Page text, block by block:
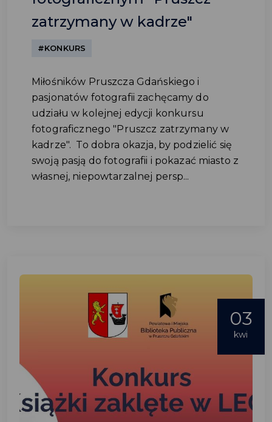
zatrzymany w kadrze"
#KONKURS
Miłośników Pruszcza Gdańskiego i
pasjonatów fotografii zachęcamy do
udziału w kolejnej edycji konkursu
fotograficznego "Pruszcz zatrzymany w
kadrze". To dobra okazja, by podzielić się
swoją pasją do fotografii i pokazać miasto z
własnej, niepowtarzalnej persp...
03
kwi